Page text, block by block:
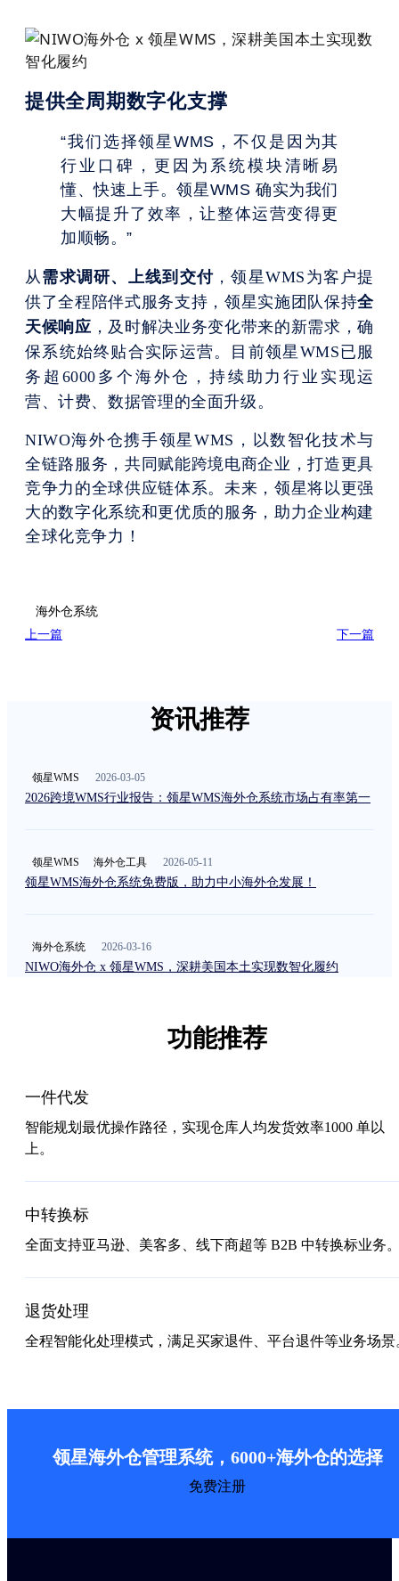
提供全周期数字化支撑
“我们选择领星WMS，不仅是因为其
行业口碑，更因为系统模块清晰易
懂、快速上手。领星WMS 确实为我们
大幅提升了效率，让整体运营变得更
加顺畅。”
从需求调研、上线到交付 ，领星WMS为客户提
供了全程陪伴式服务支持，领星实施团队保持全
天候响应 ，及时解决业务变化带来的新需求，确
保系统始终贴合实际运营。目前领星WMS已服
务超6000多个海外仓，持续助力行业实现运
营、计费、数据管理的全面升级。
NIWO海外仓携手领星WMS，以数智化技术与
全链路服务，共同赋能跨境电商企业，打造更具
竞争力的全球供应链体系。未来，领星将以更强
大的数字化系统和更优质的服务，助力企业构建
全球化竞争力！
海外仓系统
上一篇
下一篇
资讯推荐
领星WMS 2026-03-05
2026跨境WMS行业报告：领星WMS海外仓系统市场占有率第一
领星WMS 海外仓工具 2026-05-11
领星WMS海外仓系统免费版，助力中小海外仓发展！
海外仓系统 2026-03-16
NIWO海外仓 x 领星WMS，深耕美国本土实现数智化履约
功能推荐
一件代发
智能规划最优操作路径，实现仓库人均发货效率1000 单以
上。
中转换标
全面支持亚马逊、美客多、线下商超等 B2B 中转换标业务
退货处理
全程智能化处理模式，满足买家退件、平台退件等业务场景
领星海外仓管理系统，6000+海外仓的选择
免费注册